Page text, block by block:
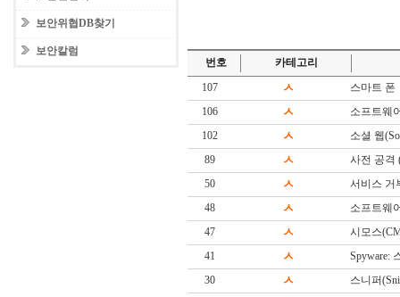
보안위협DB찾기
보안칼럼
번호
카테고리
107
ㅅ
스마트 폰
106
ㅅ
소프트웨
102
ㅅ
소셜 웹
89
ㅅ
사전 공격
50
ㅅ
서비스 거
48
ㅅ
소프트웨
47
ㅅ
시모스
41
ㅅ
Spyware:
30
ㅅ
스니퍼